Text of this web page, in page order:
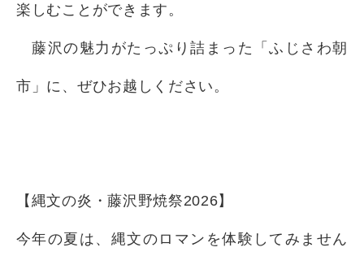
楽しむことができます。
藤沢の魅力がたっぷり詰まった「ふじさわ朝
市」に、ぜひお越しください。
【縄文の炎・藤沢野焼祭2026】
今年の夏は、縄文のロマンを体験してみません